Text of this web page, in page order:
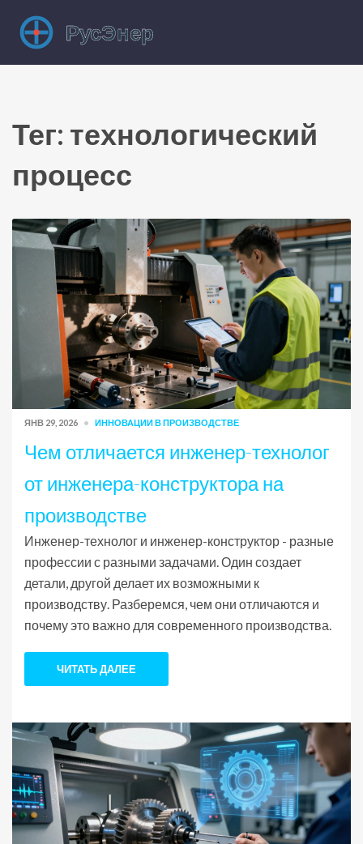
Тег: технологический
процесс
ЯНВ 29, 2026 ИННОВАЦИИ В ПРОИЗВОДСТВЕ
Чем отличается инженер-технолог
от инженера-конструктора на
производстве
Инженер-технолог и инженер-конструктор - разные
профессии с разными задачами. Один создает
детали, другой делает их возможными к
производству. Разберемся, чем они отличаются и
почему это важно для современного производства.
ЧИТАТЬ ДАЛЕЕ